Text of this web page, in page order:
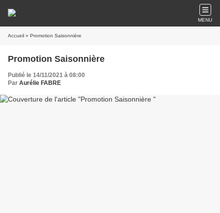
MENU
Accueil » Promotion Saisonnière
Promotion Saisonnière
Publié le 14/11/2021 à 08:00
Par Aurélie FABRE